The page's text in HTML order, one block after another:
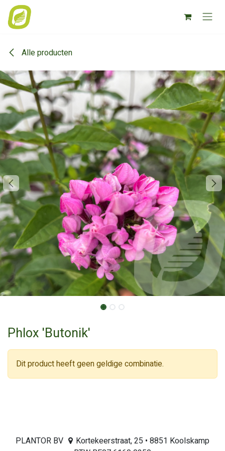
Overslaan naar inhoud
Alle producten
Phlox 'Butonik'
Dit product heeft geen geldige combinatie.
PLANTOR BV
Kortekeerstraat, 25 • 8851 Koolskamp